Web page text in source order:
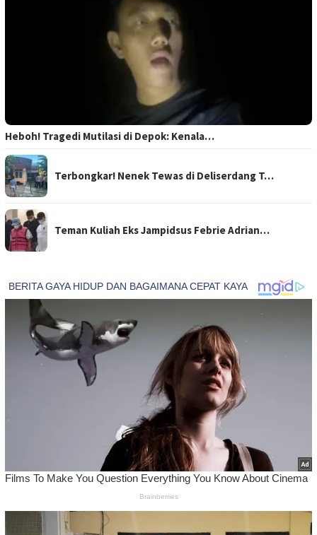
Heboh! Tragedi Mutilasi di Depok: Kenala…
Terbongkar! Nenek Tewas di Deliserdang T…
Teman Kuliah Eks Jampidsus Febrie Adrian…